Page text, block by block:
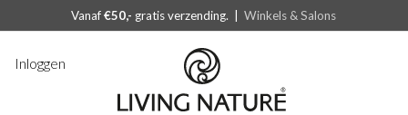
Vanaf€50,- gratis verzending. |Winkels & Salons
Inloggen